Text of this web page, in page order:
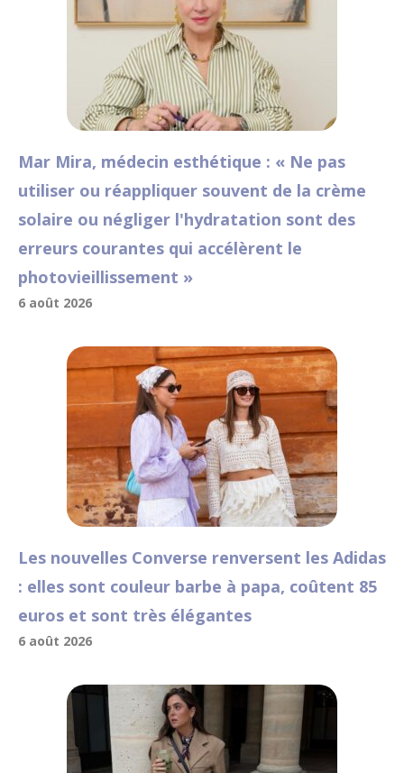
Mar Mira, médecin esthétique : « Ne pas
utiliser ou réappliquer souvent de la crème
solaire ou négliger l'hydratation sont des
erreurs courantes qui accélèrent le
photovieillissement »
6 août 2026
Les nouvelles Converse renversent les Adidas
: elles sont couleur barbe à papa, coûtent 85
euros et sont très élégantes
6 août 2026